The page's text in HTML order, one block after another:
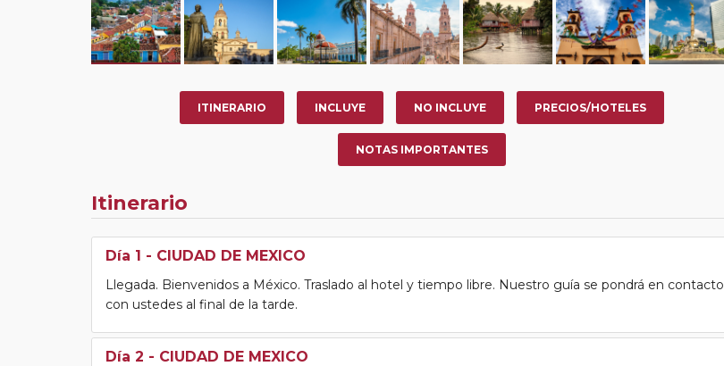
ITINERARIO INCLUYE NO INCLUYE PRECIOS/HOTELES
NOTAS IMPORTANTES
Itinerario
Día 1 - CIUDAD DE MEXICO
Llegada. Bienvenidos a México. Traslado al hotel y tiempo libre. Nuestro guía se pondrá en contacto
con ustedes al final de la tarde.
Día 2 - CIUDAD DE MEXICO